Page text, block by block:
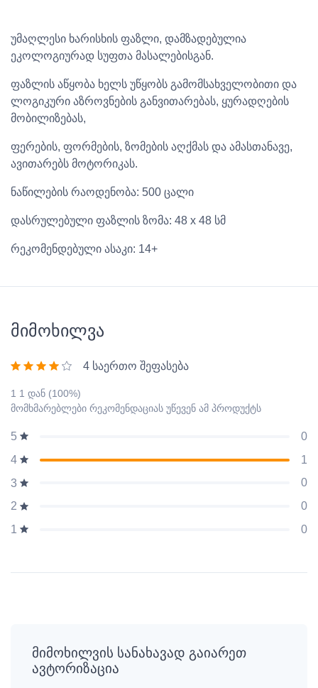
უმაღლესი ხარისხის ფაზლი, დამზადებულია
ეკოლოგიურად სუფთა მასალებისგან.
ფაზლის აწყობა ხელს უწყობს გამომსახველობითი და
ლოგიკური აზროვნების განვითარებას, ყურადღების
მობილიზებას,
ფერების, ფორმების, ზომების აღქმას და ამასთანავე,
ავითარებს მოტორიკას.
ნაწილების რაოდენობა: 500 ცალი
დასრულებული ფაზლის ზომა: 48 x 48 სმ
რეკომენდებული ასაკი: 14+
მიმოხილვა
4 საერთო შეფასება
1 1 დან (100%)
მომხმარებლები რეკომენდაციას უწევენ ამ პროდუქტს
5
0
4
1
3
0
2
0
1
0
მიმოხილვის სანახავად გაიარეთ
ავტორიზაცია